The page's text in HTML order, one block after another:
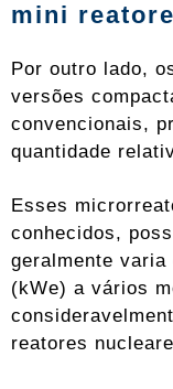
mini
Por outro lado,
versões
convencionais,
quantidade
Esses
conhecidos,
geralmente
(kWe) a vários
reatores